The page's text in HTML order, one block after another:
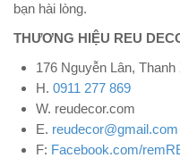
bạn hài lòng.
THƯƠNG HIỆU REU
176 Nguyễn Lân,
H. 0911 277 869
W. reudecor.com
E. reudecor@gmail.com
F: Facebook.com/